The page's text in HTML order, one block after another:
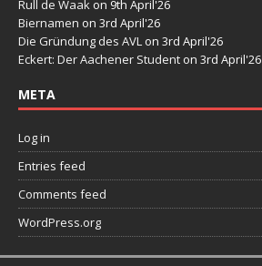
Rull de Waak on 9th April'26
Biernamen on 3rd April'26
Die Gründung des AVL on 3rd April'26
Eckert: Der Aachener Student on 3rd April'26
META
Log in
Entries feed
Comments feed
WordPress.org